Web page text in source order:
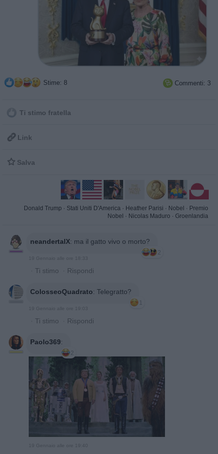
Stime: 8  Commenti: 3
Ti stimo fratella
 Link
 Salva
Donald Trump · Stati Uniti D'America · Heather Parisi · Nobel · Premio
Nobel · Nicolas Maduro · Groenlandia
neandertalX: ma il gatto vivo o morto?
2
19 Gennaio alle ore 18:33
· Ti stimo · Rispondi
ColosseoQuadrato: Telegratto?
1
19 Gennaio alle ore 19:03
· Ti stimo · Rispondi
Paolo369:
2
19 Gennaio alle ore 19:40